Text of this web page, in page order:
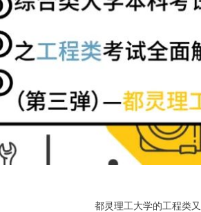
都灵理工大学的工程类